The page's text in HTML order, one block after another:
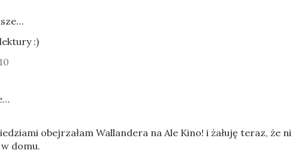
:)
obejrzałam Wallandera na Ale Kino! i żałuję teraz, że
domu.